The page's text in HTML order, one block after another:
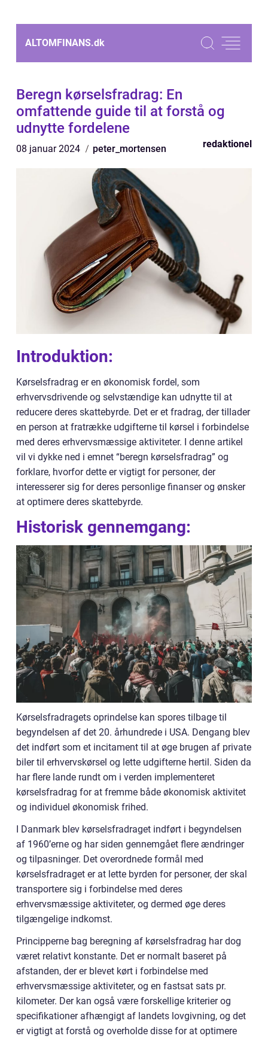
ALTOMFINANS.dk
Beregn kørselsfradrag: En
omfattende guide til at forstå og
udnytte fordelene
08 januar 2024 peter_mortensen redaktionel
Introduktion:
Kørselsfradrag er en økonomisk fordel, som
erhvervsdrivende og selvstændige kan udnytte til at
reducere deres skattebyrde. Det er et fradrag, der tillader
en person at fratrække udgifterne til kørsel i forbindelse
med deres erhvervsmæssige aktiviteter. I denne artikel
vil vi dykke ned i emnet “beregn kørselsfradrag” og
forklare, hvorfor dette er vigtigt for personer, der
interesserer sig for deres personlige finanser og ønsker
at optimere deres skattebyrde.
Historisk gennemgang:
Kørselsfradragets oprindelse kan spores tilbage til
begyndelsen af det 20. århundrede i USA. Dengang blev
det indført som et incitament til at øge brugen af private
biler til erhvervskørsel og lette udgifterne hertil. Siden da
har flere lande rundt om i verden implementeret
kørselsfradrag for at fremme både økonomisk aktivitet
og individuel økonomisk frihed.
I Danmark blev kørselsfradraget indført i begyndelsen
af 1960’erne og har siden gennemgået flere ændringer
og tilpasninger. Det overordnede formål med
kørselsfradraget er at lette byrden for personer, der skal
transportere sig i forbindelse med deres
erhvervsmæssige aktiviteter, og dermed øge deres
tilgængelige indkomst.
Principperne bag beregning af kørselsfradrag har dog
været relativt konstante. Det er normalt baseret på
afstanden, der er blevet kørt i forbindelse med
erhvervsmæssige aktiviteter, og en fastsat sats pr.
kilometer. Der kan også være forskellige kriterier og
specifikationer afhængigt af landets lovgivning, og det
er vigtigt at forstå og overholde disse for at optimere